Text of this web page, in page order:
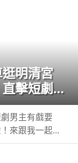
明清宮
擊短劇男
男主有戲要
來跟我一起看